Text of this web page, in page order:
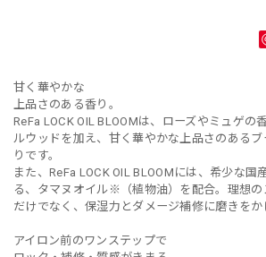
甘く華やかな
上品さのある香り。
ReFa LOCK OIL BLOOMは、ローズやミュゲの
ルウッドを加え、甘く華やかな上品さのある
りです。
また、ReFa LOCK OIL BLOOMには、希少な国
る、タマヌオイル※（植物油）を配合。理想の
だけでなく、保湿力とダメージ補修に磨きをか
アイロン前のワンステップで